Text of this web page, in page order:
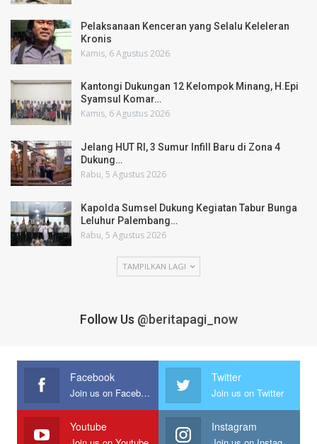
Pelaksanaan Kenceran yang Selalu Keleleran
Kronis
Kamis, 6 Agustus 2026
Kantongi Dukungan 12 Kelompok Minang, H.Epi
Syamsul Komar…
Kamis, 6 Agustus 2026
Jelang HUT RI, 3 Sumur Infill Baru di Zona 4
Dukung…
Rabu, 5 Agustus 2026
Kapolda Sumsel Dukung Kegiatan Tabur Bunga
Leluhur Palembang…
Rabu, 5 Agustus 2026
TAMPILKAN LAGI
Follow Us @beritapagi_now
Facebook
Join us on Facebook
Twitter
Join us on Twitter
Youtube Instagram